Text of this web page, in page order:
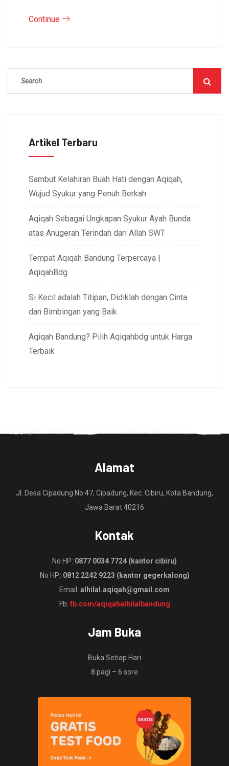
Continue
Artikel Terbaru
Sambut Kelahiran Buah Hati dengan Aqiqah,
Wujud Syukur yang Penuh Berkah
Aqiqah Sebagai Ungkapan Syukur Ayah Bunda
atas Anugerah Terindah dari Allah SWT
Tempat Aqiqah Bandung Terpercaya |
AqiqahBdg
Si Kecil adalah Titipan, Didiklah dengan Cinta
dan Bimbingan yang Baik
Aqiqah Bandung? Pilih Aqiqahbdg untuk Harga
Terbaik
Alamat
Jl. Desa Cipadung No.47, Cipadung, Kec. Cibiru, Kota Bandung,
Jawa Barat 40216
Kontak
No HP: 0877 0034 7724 (kantor cibiru)
No HP: 0812 2242 9223 (kantor gegerkalong)
Email: alhilal.aqiqah@gmail.com
Fb: fb.com/aqiqahalhilalbandung
Jam Buka
Buka Setiap Hari
8 pagi – 6 sore